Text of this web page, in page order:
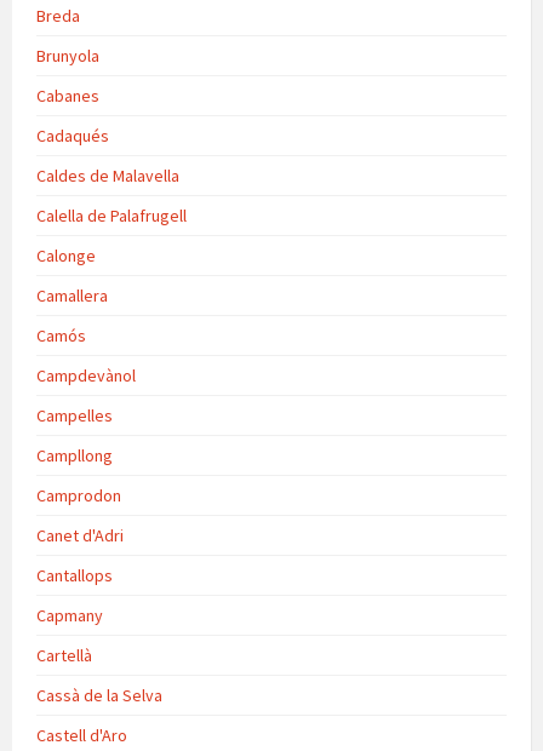
Breda
Brunyola
Cabanes
Cadaqués
Caldes de Malavella
Calella de Palafrugell
Calonge
Camallera
Camós
Campdevànol
Campelles
Campllong
Camprodon
Canet d'Adri
Cantallops
Capmany
Cartellà
Cassà de la Selva
Castell d'Aro